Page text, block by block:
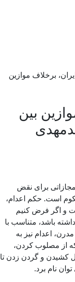
برخلاف موازین
بین
برای نقض
است. حکم اعدام،
و اگر فرض کنیم
انسانها قدمتی ۴۰۰۰ ساله داشته باشد، متناسب با
اعدام نیز به
از مصلوب کردن،
کشیدن و گردن زدن تا
نام برد.